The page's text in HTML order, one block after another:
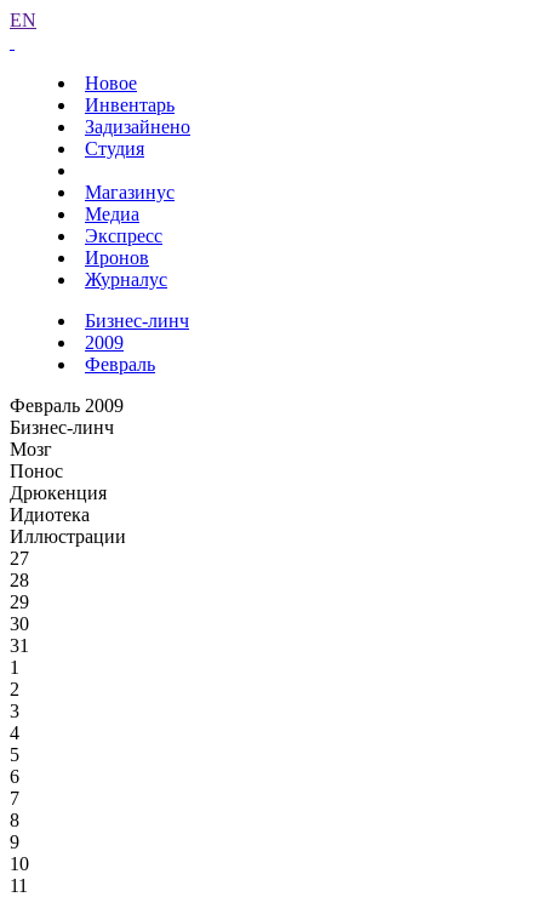
EN
Новое
Инвентарь
Задизайнено
Студия
Магазинус
Медиа
Экспресс
Иронов
Журналус
Бизнес-линч
2009
Февраль
Февраль 2009
Бизнес-линч
Мозг
Понос
Дрюкенция
Идиотека
Иллюстрации
27
28
29
30
31
1
2
3
4
5
6
7
8
9
10
11